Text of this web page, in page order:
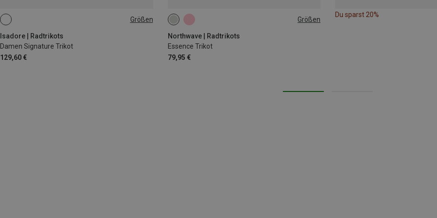
Größen
Isadore | Radtrikots
Damen Signature Trikot
129,60 €
XS Größen
Northwave | Radtrikots
Essence Trikot
79,95 €
XL XXL
Du sparst 20%